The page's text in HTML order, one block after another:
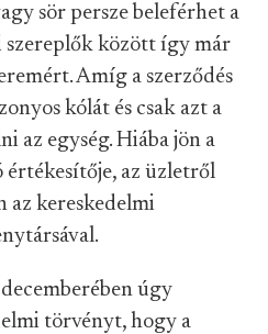
sör persze beleférhet a
szereplők között így már
Amíg a szerződés
kólát és csak azt a
az egység. Hiába jön a
az üzletről
az kereskedelmi
úgy
törvényt, hogy a